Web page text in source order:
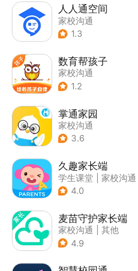
人人通空间
家校沟通
1.3
数育帮孩子
家校沟通
1.2
掌通家园
家校沟通
3.6
久趣家长端
学生课堂
家校沟通
4.0
麦苗守护家长端
家校沟通
其他
4.9